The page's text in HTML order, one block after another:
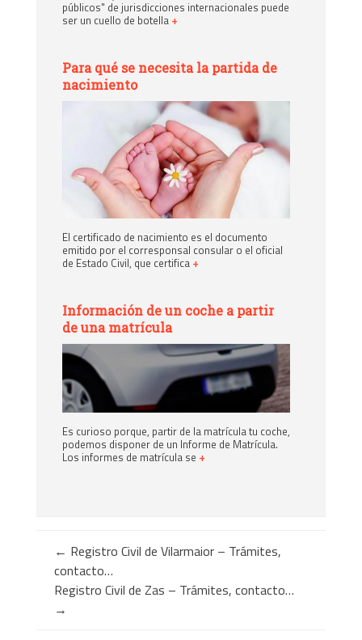
públicos" de jurisdicciones internacionales puede
ser un cuello de botella +
Para qué se necesita la partida de
nacimiento
El certificado de nacimiento es el documento
emitido por el corresponsal consular o el oficial
de Estado Civil, que certifica +
Información de un coche a partir
de una matrícula
Es curioso porque, partir de la matrícula tu coche,
podemos disponer de un Informe de Matrícula.
Los informes de matrícula se +
← Registro Civil de Vilarmaior – Trámites,
contacto…
Registro Civil de Zas – Trámites, contacto…
→